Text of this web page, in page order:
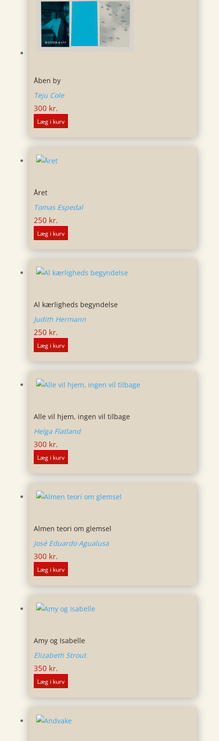
Åben by
Teju Cole
300 kr.
Læg i kurv
Året
Tomas Espedal
250 kr.
Læg i kurv
Al kærligheds begyndelse
Judith Hermann
250 kr.
Læg i kurv
Alle vil hjem, ingen vil tilbage
Helga Flatland
300 kr.
Læg i kurv
Almen teori om glemsel
José Eduardo Agualusa
300 kr.
Læg i kurv
Amy og Isabelle
Elizabeth Strout
350 kr.
Læg i kurv